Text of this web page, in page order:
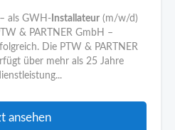
als GWH- Installateur (m/w/d)
& PARTNER GmbH –
Die PTW & PARTNER
über mehr als 25 Jahre
ansehen